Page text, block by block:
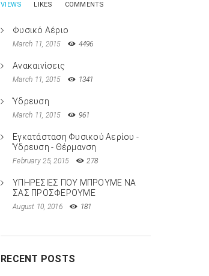
VIEWS LIKES COMMENTS
Φυσικό Αέριο
March 11, 2015 4496
Ανακαινίσεις
March 11, 2015 1341
Ύδρευση
March 11, 2015 961
Εγκατάσταση Φυσικού Αερίου -
Ύδρευση - Θέρμανση
February 25, 2015 278
ΥΠΗΡΕΣΙΕΣ ΠΟΥ ΜΠΡΟΥΜΕ ΝΑ
ΣΑΣ ΠΡΟΣΦΕΡΟΥΜΕ
August 10, 2016 181
RECENT POSTS